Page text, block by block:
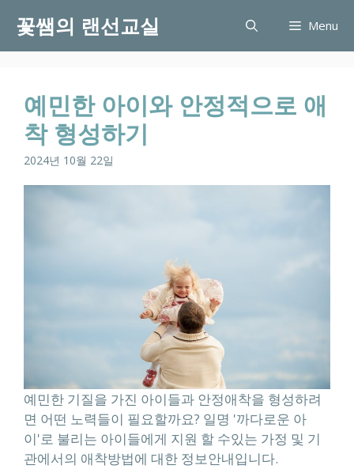
content
꽃쌤의 랜선교실 Menu
예민한 아이와 안정적으로 애
착 형성하기
2024년 10월 22일
예민한 기질을 가진 아이들과 안정애착을 형성하려
면 어떤 노력들이 필요할까요? 일명 '까다로운 아
이'로 불리는 아이들에게 지원 할 수있는 가정 및 기
관에서의 애착방법에 대한 정보안내입니다.